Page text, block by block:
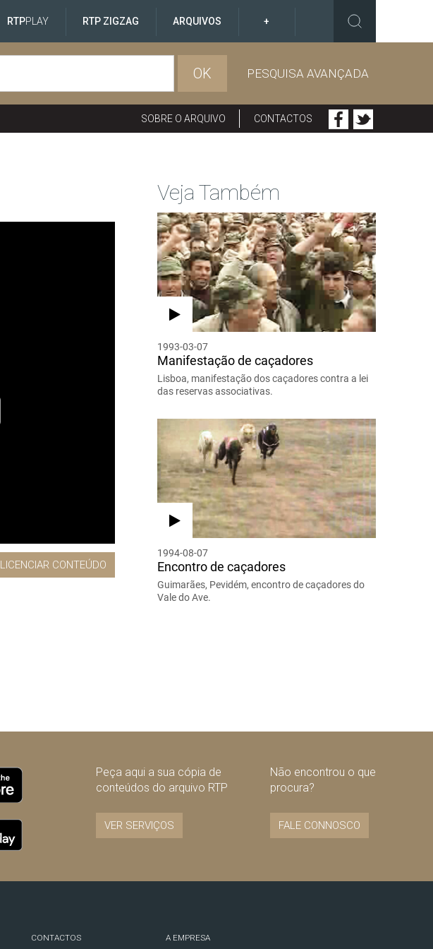
RTPPLAY RTP ZIGZAG ARQUIVOS +
OK PESQUISA AVANÇADA
SOBRE O ARQUIVO CONTACTOS
LICENCIAR CONTEÚDO
Veja Também
1993-03-07
Manifestação de caçadores
Lisboa, manifestação dos caçadores contra a lei
das reservas associativas.
1994-08-07
Encontro de caçadores
Guimarães, Pevidém, encontro de caçadores do
Vale do Ave.
Peça aqui a sua cópia de
conteúdos do arquivo RTP
VER SERVIÇOS
Não encontrou o que
procura?
FALE CONNOSCO
CONTACTOS
A EMPRESA